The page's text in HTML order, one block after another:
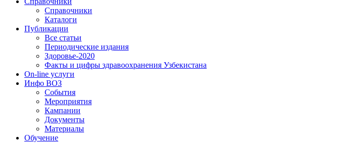
Справочники
Каталоги
Публикации
Все статьи
Периодические издания
Здоровье-2020
Факты и цифры здравоохранения Узбекистана
On-line услуги
Инфо ВОЗ
События
Мероприятия
Кампании
Документы
Материалы
Обучение